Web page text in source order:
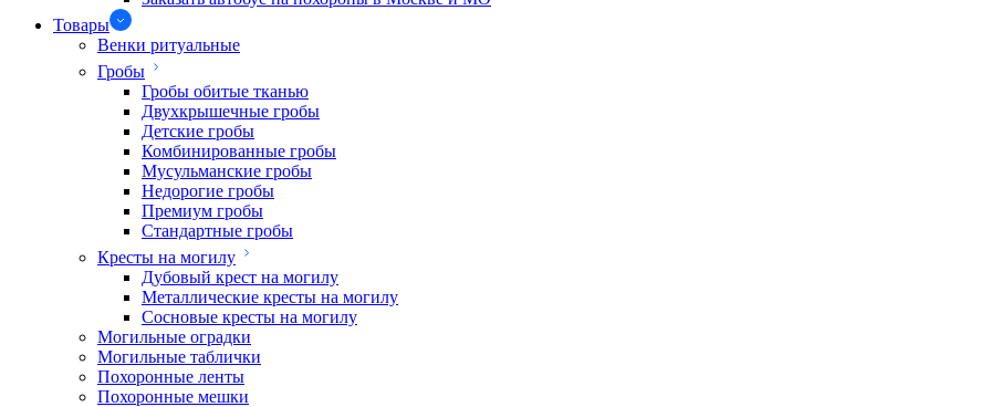
Товары
Венки ритуальные
Гробы
Гробы обитые тканью
Двухкрышечные гробы
Детские гробы
Комбинированные гробы
Мусульманские гробы
Недорогие гробы
Премиум гробы
Стандартные гробы
Кресты на могилу
Дубовый крест на могилу
Металлические кресты на могилу
Сосновые кресты на могилу
Могильные оградки
Могильные таблички
Похоронные ленты
Похоронные мешки